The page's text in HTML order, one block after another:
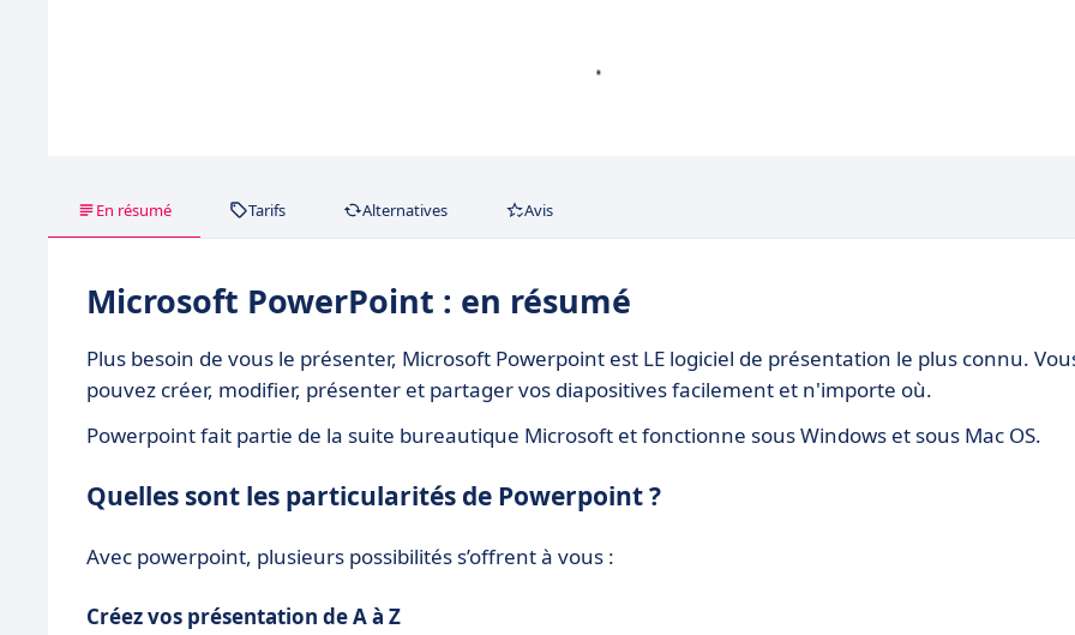
En résumé Tarifs Alternatives Avis
Microsoft PowerPoint : en résumé
Plus besoin de vous le présenter, Microsoft Powerpoint est LE logiciel de présentation le plus connu.
pouvez créer, modifier, présenter et partager vos diapositives facilement et n'importe où.
Powerpoint fait partie de la suite bureautique Microsoft et fonctionne sous Windows et sous Mac OS.
Quelles sont les particularités de Powerpoint ?
Avec powerpoint, plusieurs possibilités s’offrent à vous :
Créez vos présentation de A à Z